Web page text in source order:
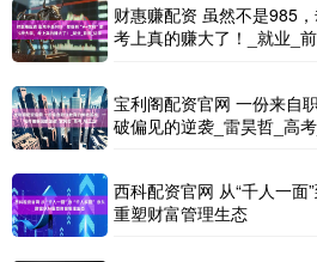
财惠赚配资 虽然不是985，
考上真的赚大了！_就业_
宝利阁配资官网 一份来自
破偏见的逆袭_雷昊哲_高
西科配资官网 从“千人一面
重塑财富管理生态